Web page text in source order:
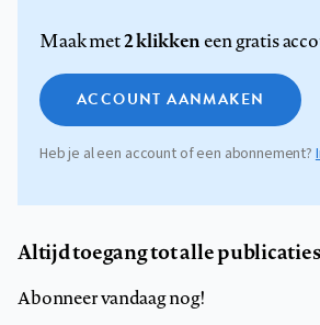
Maak met2 klikkeneen gratis
ACCOUNT AANMAKEN
Heb je al een account of een abonnement?
Altijd toegang tot alle
Abonneer vandaag nog!